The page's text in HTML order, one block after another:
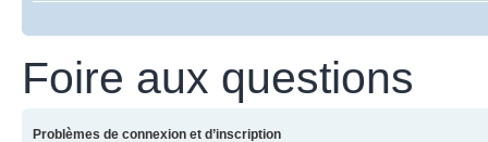
Foire aux questions
Problèmes de connexion et d’inscription